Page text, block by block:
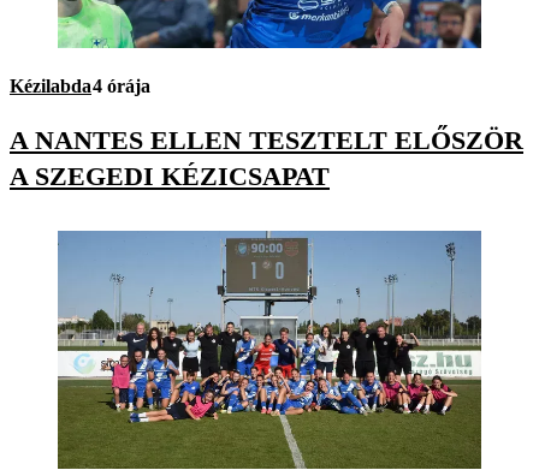
Kézilabda4 órája
A NANTES ELLEN TESZTELT ELŐSZÖR
A SZEGEDI KÉZICSAPAT